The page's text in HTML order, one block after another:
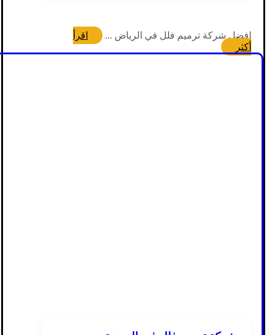
افضل شركة ترميم فلل في الرياض ...
اقرأ
أكثر